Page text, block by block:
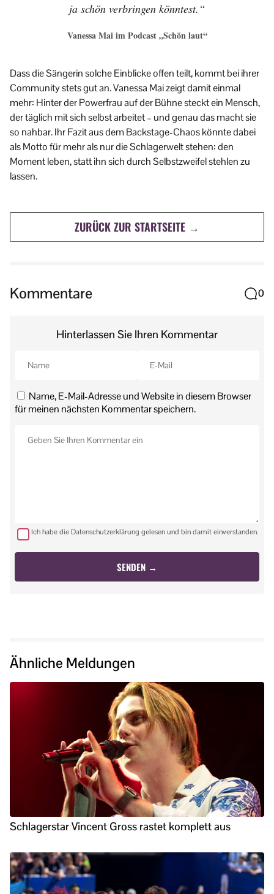
ja schön verbringen könntest.“
Vanessa Mai im Podcast „Schön laut“
Dass die Sängerin solche Einblicke offen teilt, kommt bei ihrer
Community stets gut an. Vanessa Mai zeigt damit einmal
mehr: Hinter der Powerfrau auf der Bühne steckt ein Mensch,
der täglich mit sich selbst arbeitet – und genau das macht sie
so nahbar. Ihr Fazit aus dem Backstage-Chaos könnte dabei
als Motto für mehr als nur die Schlagerwelt stehen: den
Moment leben, statt ihn sich durch Selbstzweifel stehlen zu
lassen.
ZURÜCK ZUR STARTSEITE →
Kommentare 0
Hinterlassen Sie Ihren Kommentar
Name, E-Mail-Adresse und Website in diesem Browser
für meinen nächsten Kommentar speichern.
Ich habe die Datenschutzerklärung gelesen und bin damit einverstanden.
Ähnliche Meldungen
Schlagerstar Vincent Gross rastet komplett aus